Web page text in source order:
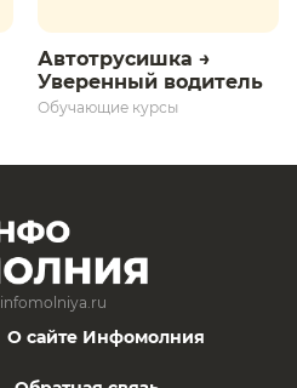
Автотрусишка →
Уверенный водитель​
Обучающие курсы
infomolniya.ru
О сайте Инфомолния